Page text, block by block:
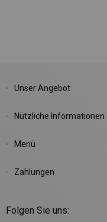
Unser Angebot
Nützliche Informationen
Menü
Zahlungen
Folgen Sie uns: